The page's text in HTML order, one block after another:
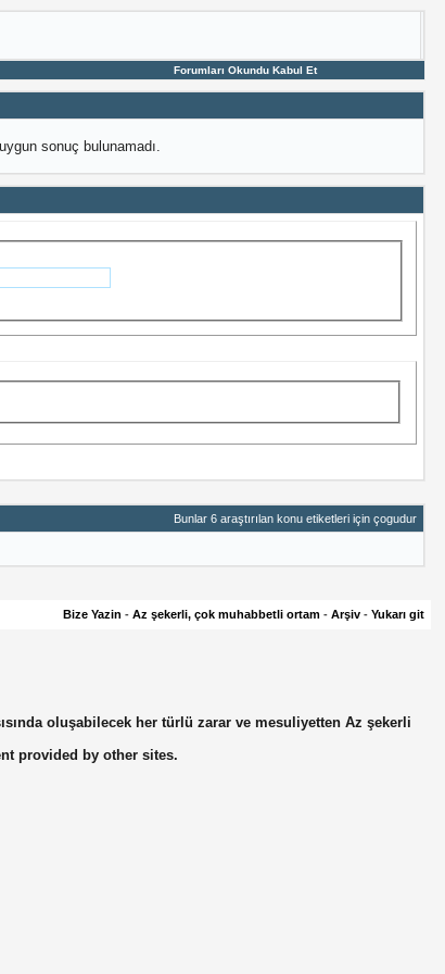
Forumları Okundu Kabul Et
sonuç bulunamadı.
Bunlar 6 araştırılan konu etiketleri için çogudur
Bize Yazin - Az şekerli, çok muhabbetli ortam - Arşiv - Yukarı git
oluşabilecek her türlü zarar ve mesuliyetten Az şekerli
provided by other sites.